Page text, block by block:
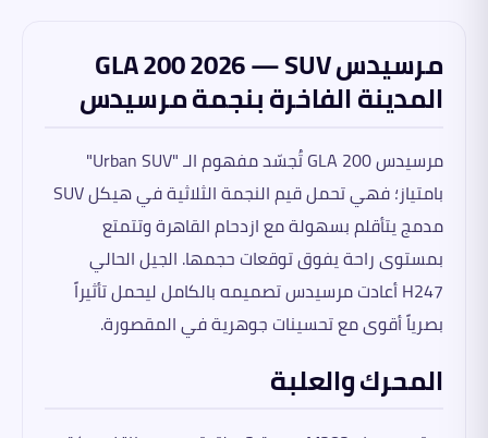
مرسيدس GLA 200 2026 — SUV
المدينة الفاخرة بنجمة مرسيدس
مرسيدس GLA 200 تُجسّد مفهوم الـ "Urban SUV"
بامتياز؛ فهي تحمل قيم النجمة الثلاثية في هيكل SUV
مدمج يتأقلم بسهولة مع ازدحام القاهرة وتتمتع
بمستوى راحة يفوق توقعات حجمها. الجيل الحالي
H247 أعادت مرسيدس تصميمه بالكامل ليحمل تأثيراً
بصرياً أقوى مع تحسينات جوهرية في المقصورة.
المحرك والعلبة